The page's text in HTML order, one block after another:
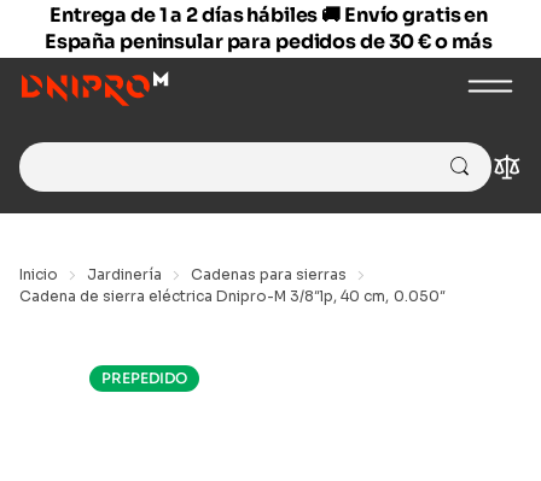
Entrega de 1 a 2 días hábiles 🚚 Envío gratis en
España peninsular para pedidos de 30 € o más
Search
for:
Inicio Jardinería
Cadenas para sierras
Cadena de sierra eléctrica Dnipro-M 3/8″lp, 40 cm, 0.050″
PREPEDIDO